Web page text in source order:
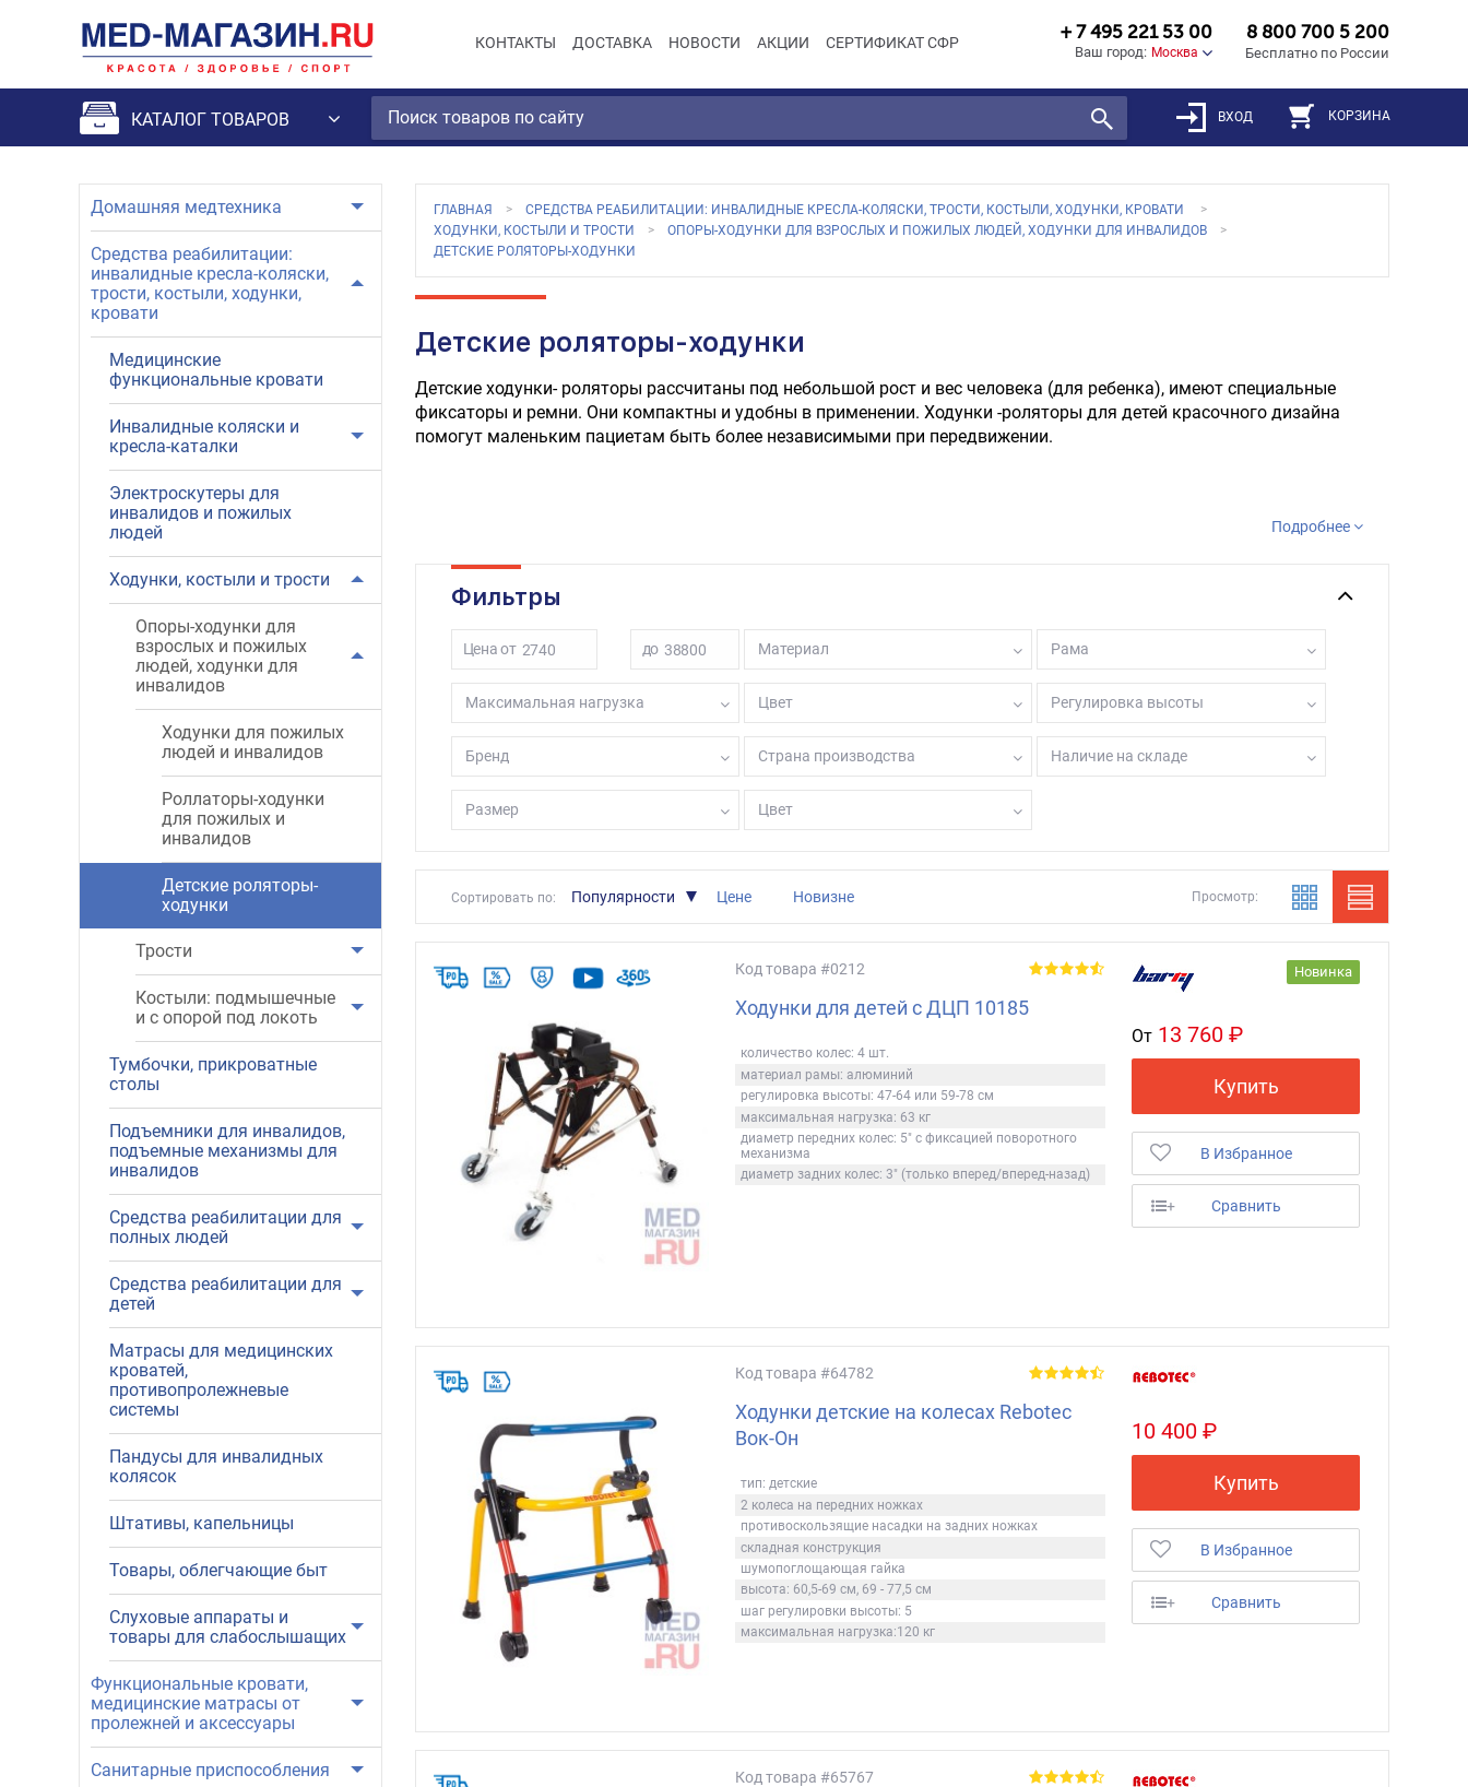
КОНТАКТЫ ДОСТАВКА НОВОСТИ АКЦИИ СЕРТИФИКАТ СФР
+ 7 495 221 53 00
Ваш город: Москва
8 800 700 5 200
Бесплатно по России
КАТАЛОГ ТОВАРОВ ВХОД КОРЗИНА
Домашняя медтехника
Средства реабилитации:
инвалидные кресла-коляски,
трости, костыли, ходунки,
кровати
Медицинские
функциональные кровати
Инвалидные коляски и
кресла-каталки
Электроскутеры для
инвалидов и пожилых
людей
Ходунки, костыли и трости
Опоры-ходунки для
взрослых и пожилых
людей, ходунки для
инвалидов
Ходунки для пожилых
людей и инвалидов
Роллаторы-ходунки
для пожилых и
инвалидов
Детские роляторы-
ходунки
Трости
Костыли: подмышечные
и с опорой под локоть
Тумбочки, прикроватные
столы
Подъемники для инвалидов,
подъемные механизмы для
инвалидов
Средства реабилитации для
полных людей
Средства реабилитации для
детей
Матрасы для медицинских
кроватей,
противопролежневые
системы
Пандусы для инвалидных
колясок
Штативы, капельницы
Товары, облегчающие быт
Слуховые аппараты и
товары для слабослышащих
Функциональные кровати,
медицинские матрасы от
пролежней и аксессуары
Санитарные приспособления
ГЛАВНАЯ
СРЕДСТВА РЕАБИЛИТАЦИИ: ИНВАЛИДНЫЕ КРЕСЛА-КОЛЯСКИ, ТРОСТИ, КОСТЫЛИ, ХОДУНКИ, КРОВАТИ
ХОДУНКИ, КОСТЫЛИ И ТРОСТИ
ОПОРЫ-ХОДУНКИ ДЛЯ ВЗРОСЛЫХ И ПОЖИЛЫХ ЛЮДЕЙ, ХОДУНКИ ДЛЯ ИНВАЛИДОВ
ДЕТСКИЕ РОЛЯТОРЫ-ХОДУНКИ
Детские роляторы-ходунки
Детские ходунки- роляторы рассчитаны под небольшой рост и вес человека (для ребенка), имеют специальные
фиксаторы и ремни. Они компактны и удобны в применении. Ходунки -роляторы для детей красочного дизайна
помогут маленьким пациетам быть более независимыми при передвижении.
Подробнее
Фильтры
Цена от до Материал Рама
Максимальная нагрузка Цвет Регулировка высоты
Бренд Страна производства Наличие на складе
Размер Цвет
Сортировать по: Популярности Цене Новизне Просмотр:
Код товара #0212
Ходунки для детей с ДЦП 10185
количество колес: 4 шт.
материал рамы: алюминий
регулировка высоты: 47-64 или 59-78 см
максимальная нагрузка: 63 кг
диаметр передних колес: 5" с фиксацией поворотного
механизма
диаметр задних колес: 3" (только вперед/вперед-назад)
Новинка
От13 760 ₽
Купить
В Избранное
+ Сравнить
Код товара #64782
Ходунки детские на колесах Rebotec
Вок-Он
тип: детские
2 колеса на передних ножках
противоскользящие насадки на задних ножках
складная конструкция
шумопоглощающая гайка
высота: 60,5-69 см, 69 - 77,5 см
шаг регулировки высоты: 5
максимальная нагрузка:120 кг
10 400 ₽
Купить
В Избранное
+ Сравнить
Код товара #65767